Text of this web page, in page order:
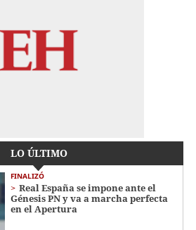
LO ÚLTIMO
FINALIZÓ
Real España se impone ante el
Génesis PN y va a marcha perfecta
en el Apertura